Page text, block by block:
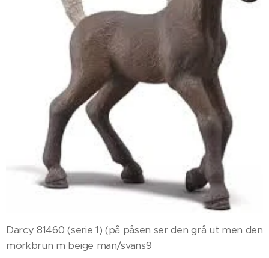
Darcy 81460 (serie 1) (på påsen ser den grå ut men den
mörkbrun m beige man/svans9